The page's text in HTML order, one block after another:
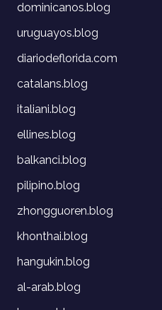
dominicanos.blog
uruguayos.blog
diariodeflorida.com
catalans.blog
italiani.blog
ellines.blog
balkanci.blog
pilipino.blog
zhongguoren.blog
khonthai.blog
hangukin.blog
al-arab.blog